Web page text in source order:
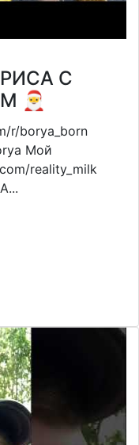
С
🎅
r/borya_born
Мой
reality_milk